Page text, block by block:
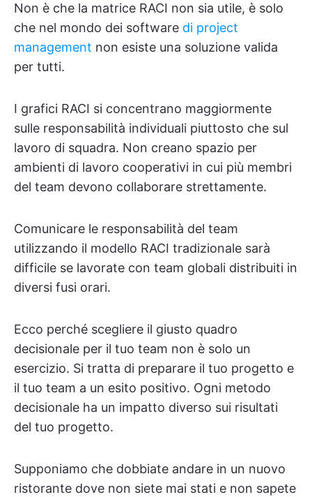
Non è che la matrice RACI non sia utile, è solo
che nel mondo dei software di project
management non esiste una soluzione valida
per tutti.
I grafici RACI si concentrano maggiormente
sulle responsabilità individuali piuttosto che sul
lavoro di squadra. Non creano spazio per
ambienti di lavoro cooperativi in cui più membri
del team devono collaborare strettamente.
Comunicare le responsabilità del team
utilizzando il modello RACI tradizionale sarà
difficile se lavorate con team globali distribuiti in
diversi fusi orari.
Ecco perché scegliere il giusto quadro
decisionale per il tuo team non è solo un
esercizio. Si tratta di preparare il tuo progetto e
il tuo team a un esito positivo. Ogni metodo
decisionale ha un impatto diverso sui risultati
del tuo progetto.
Supponiamo che dobbiate andare in un nuovo
ristorante dove non siete mai stati e non sapete